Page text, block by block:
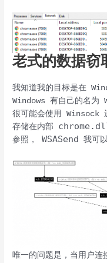
老式的数据窃
我知道我的目标是在
Windows 有自己的名为
很可能会使用 Winsock
存储在内部
参照，WSASend 我可
唯一的问题是，当用户连